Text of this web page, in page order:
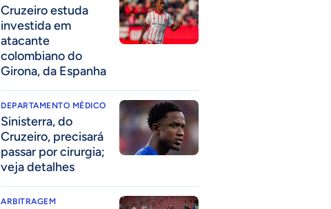
Cruzeiro estuda
investida em
atacante
colombiano do
Girona, da Espanha
DEPARTAMENTO MÉDICO
Sinisterra, do
Cruzeiro, precisará
passar por cirurgia;
veja detalhes
ARBITRAGEM